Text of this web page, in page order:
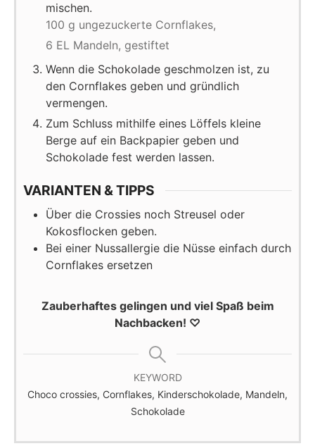
mischen.
100 g ungezuckerte Cornflakes,
6 EL Mandeln, gestiftet
Wenn die Schokolade geschmolzen ist, zu
den Cornflakes geben und gründlich
vermengen.
Zum Schluss mithilfe eines Löffels kleine
Berge auf ein Backpapier geben und
Schokolade fest werden lassen.
VARIANTEN & TIPPS
Über die Crossies noch Streusel oder
Kokosflocken geben.
Bei einer Nussallergie die Nüsse einfach durch
Cornflakes ersetzen
Zauberhaftes gelingen und viel Spaß beim
Nachbacken! ♡
KEYWORD
Choco crossies, Cornflakes, Kinderschokolade, Mandeln,
Schokolade